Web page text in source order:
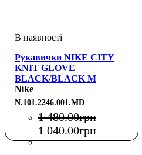
Рукавички NIKE CITY
KNIT GLOVE
BLACK/BLACK M
Nike
N.101.2246.001.MD
1 480.00грн
1 040.00грн